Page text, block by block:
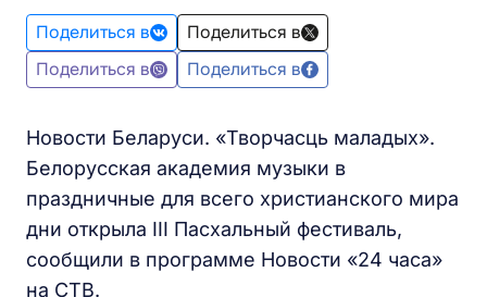
Поделиться в
Поделиться в
Поделиться в
Поделиться в
Новости Беларуси. «Творчасць маладых».
Белорусская академия музыки в
праздничные для всего христианского мира
дни открыла III Пасхальный фестиваль,
сообщили в программе Новости «24 часа»
на СТВ.